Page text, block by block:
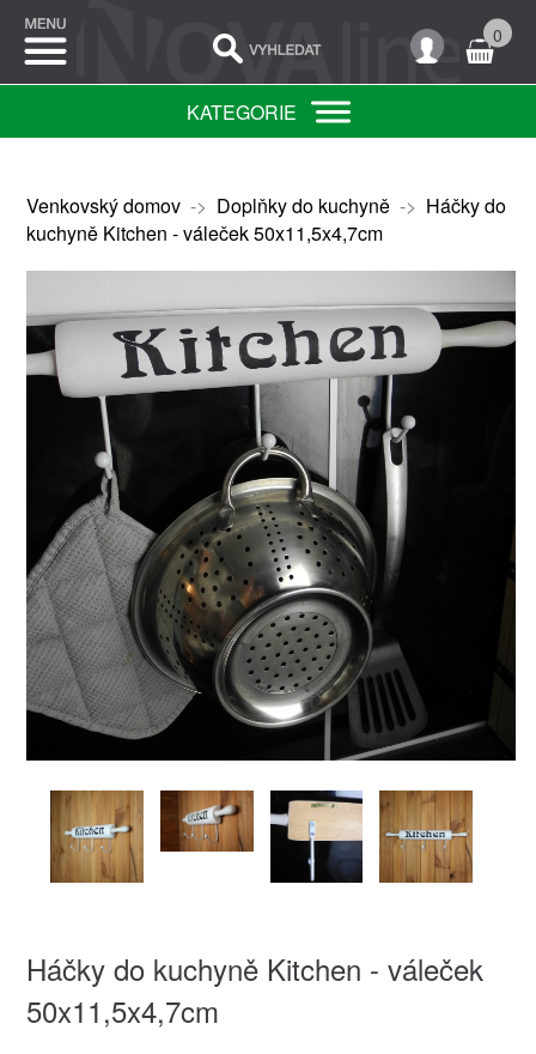
0
KATEGORIE
Venkovský domov-> Doplňky do kuchyně-> Háčky do
kuchyně Kitchen - váleček 50x11,5x4,7cm
Háčky do kuchyně Kitchen - váleček
50x11,5x4,7cm